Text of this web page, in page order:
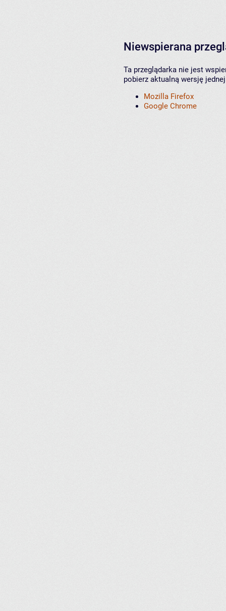
Niewspierana
Ta przeglądarka nie jest
pobierz aktualną wersję
Mozilla Firefox
Google Chrome